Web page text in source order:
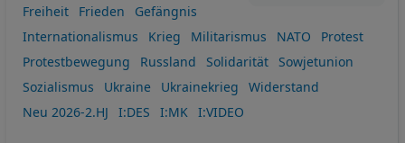
Freiheit
Frieden
Gefängnis
Internationalismus
Krieg Militarismus NATO
Protest
Protestbewegung
Russland Solidarität
Sowjetunion
Sozialismus
Ukraine Ukrainekrieg
Widerstand
Neu 2026-2.HJ
I:DES I:MK I:VIDEO